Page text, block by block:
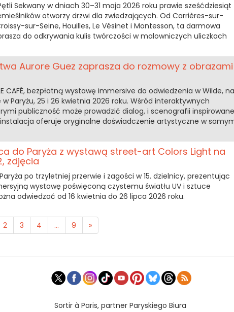
Sekwany w dniach 30–31 maja 2026 roku prawie sześćdziesiąt
otworzy drzwi dla zwiedzających. Od Carrières-sur-
sur-Seine, Houilles, Le Vésinet i Montesson, ta darmowa
do odkrywania kulis twórczości w malowniczych uliczkach
Aurore Guez zaprasza do rozmowy z obrazami
CAFÉ, bezpłatną wystawę immersive do odwiedzenia w Wilde, na
Paryżu, 25 i 26 kwietnia 2026 roku. Wśród interaktywnych
publiczność może prowadzić dialog, i scenografii
oferuje oryginalne doświadczenie artystyczne w
do Paryża z wystawą street-art Colors Light na
zdjęcia
po trzyletniej przerwie i zagości w 15. dzielnicy, prezentując
wystawę poświęconą czystemu światłu UV i sztuce
odwiedzać od 16 kwietnia do 26 lipca 2026 roku.
2 3 4 ... 9 »
Sortir à Paris, partner Paryskiego Biura